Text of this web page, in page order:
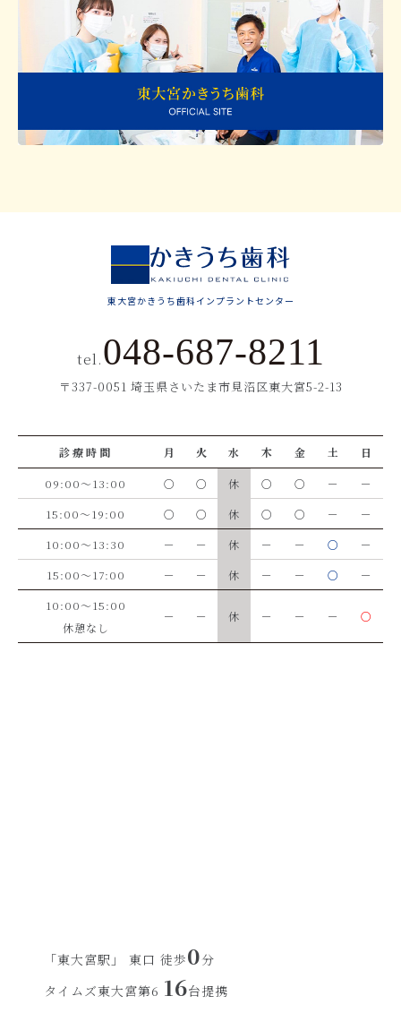
東大宮かきうち歯科インプラントセンター
tel.048-687-8211
〒337-0051 埼玉県さいたま市見沼区東大宮5-2-13
診療時間 月 火 水 木 金 土 日
09:00～13:00 ○ ○ 休 ○ ○ －
－
15:00～19:00
○ ○ 休 ○ ○ －
－
10:00～13:30
－ － 休 － － ○
－
15:00～17:00
－ － 休 － － ○
－
10:00～15:00
休憩なし
－ － 休 － － － ○
「東大宮駅」 東口 徒歩0分
タイムズ東大宮第6 16台提携